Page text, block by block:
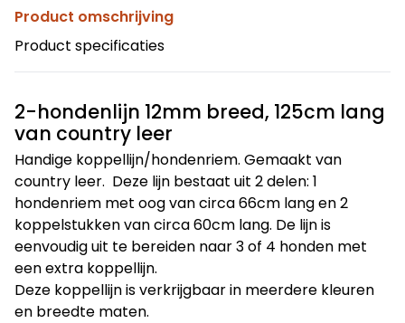
Product omschrijving
Product specificaties
2-hondenlijn 12mm breed, 125cm lang
van country leer
Handige koppellijn/hondenriem. Gemaakt van
country leer. Deze lijn bestaat uit 2 delen: 1
hondenriem met oog van circa 66cm lang en 2
koppelstukken van circa 60cm lang. De lijn is
eenvoudig uit te bereiden naar 3 of 4 honden met
een extra koppellijn.
Deze koppellijn is verkrijgbaar in meerdere kleuren
en breedte maten.